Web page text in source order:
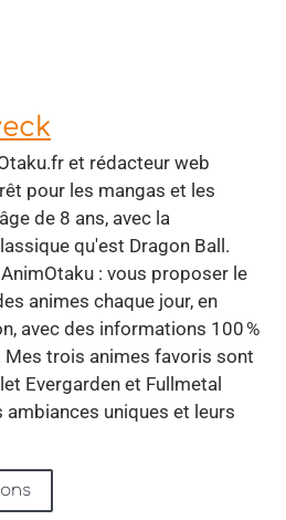
et rédacteur web
pour les mangas et les
de 8 ans, avec la
qu'est Dragon Ball.
: vous proposer le
animes chaque jour, en
avec des informations 100 %
trois animes favoris sont
Evergarden et Fullmetal
uniques et leurs